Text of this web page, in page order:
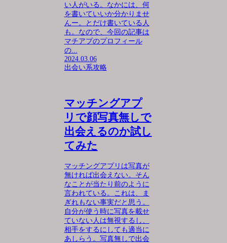
い人がいる。なかには、何
を書いていいか分かりませ
んー。とだけ書いている人
も。なので、今回の記事は
マチアプのプロフィール
の...
2024.03.06
出会い系攻略
マッチングアプ
リで顔写真無しで
出会えるのか試し
てみた
マッチングアプリは写真が
無ければ出会えない。そん
なことが当たり前のように
言われている。これは、ま
ぎれもない事実だと思う。
自分が使う時に写真を載せ
ていない人は無視するし、
相手をするにしても適当に
あしらう。写真無しで出会